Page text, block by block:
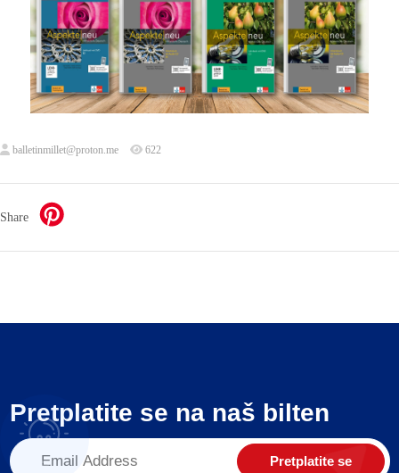
balletinmillet@proton.me 622
Share
Pretplatite se na naš bilten
Pretplatite se